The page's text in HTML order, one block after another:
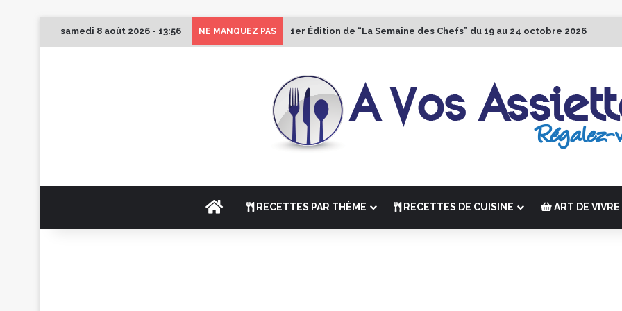
samedi 8 août 2026 - 13:56 NE MANQUEZ PAS 1er Édition de “La Semaine des Chefs” du 19 au 24 octobre 2026
ACCUEILRECETTES PAR THÈME RECETTES DE CUISINE ART DE VIVRE